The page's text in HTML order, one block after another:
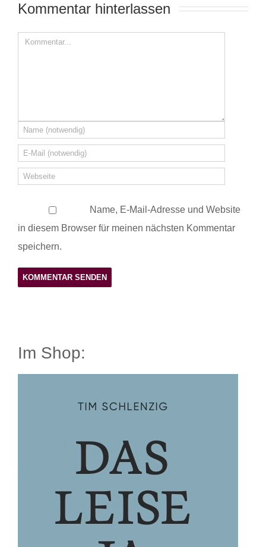
Kommentar hinterlassen
Name, E-Mail-Adresse und Website
in diesem Browser für meinen nächsten Kommentar
speichern.
Im Shop: